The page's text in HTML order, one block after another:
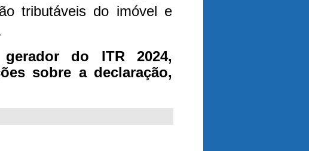
tributáveis do imóvel e
do ITR 2024,
sobre a declaração,